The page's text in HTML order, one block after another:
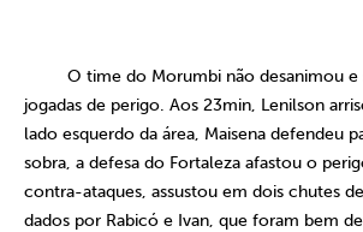
O time do Morumbi não desanimou e
jogadas de perigo. Aos 23min, Lenilson
lado esquerdo da área, Maisena defendeu
sobra, a defesa do Fortaleza afastou o
contra-ataques, assustou em dois chutes
dados por Rabicó e Ivan, que foram bem